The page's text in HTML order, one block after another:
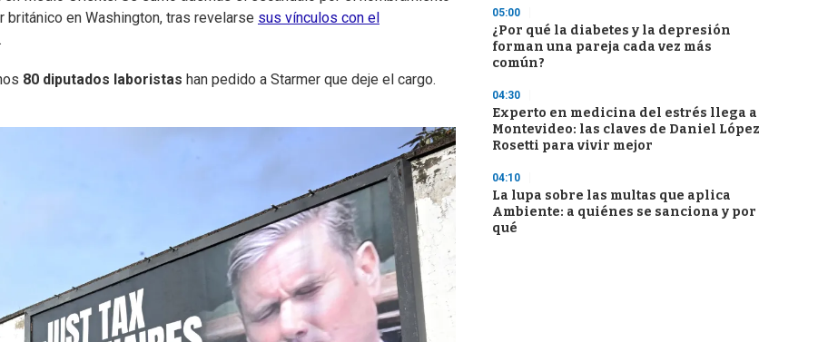
británico en Washington, tras revelarse sus vínculos con el
80 diputados laboristas han pedido a Starmer que deje el cargo.
05:00
¿Por qué la diabetes y la depresión
forman una pareja cada vez más
común?
04:30
Experto en medicina del estrés llega a
Montevideo: las claves de Daniel López
Rosetti para vivir mejor
04:10
La lupa sobre las multas que aplica
Ambiente: a quiénes se sanciona y por
qué